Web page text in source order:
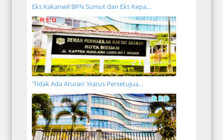
Eks Kakanwil BPN Sumut dan Eks Kepa...
'Tidak Ada Aturan' Harus Persetujua...